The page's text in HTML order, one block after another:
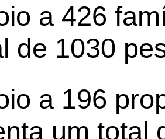
a 426
de 1030
a 196
um total